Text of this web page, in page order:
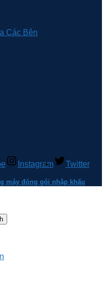
Các Bên
Instagram Twitter
máy đóng gói nhập khẩu